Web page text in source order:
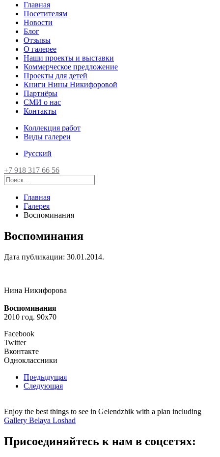
Главная
Посетителям
Новости
Блог
Отзывы
О галерее
Наши проекты и выставки
Коммерческое предложение
Проекты для детей
Книги Нины Никифоровой
Партнёры
СМИ о нас
Контакты
Коллекция работ
Виды галереи
Русский
+7 918 317 66 56
Главная
Галерея
Воспоминания
Воспоминания
Дата публикации: 30.01.2014.
Нина Никифорова
Воспоминания
2010 год. 90х70
Facebook
Twitter
Вконтакте
Одноклассники
Предыдущая
Следующая
Enjoy the best things to see in Gelendzhik with a plan including
Gallery Belaya Loshad
Присоединяйтесь к нам в соцсетях: